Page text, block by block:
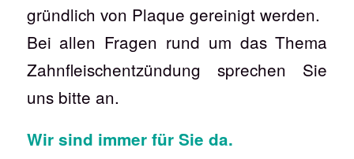
gründlich von Plaque gereinigt werden.
Bei allen Fragen rund um das Thema
Zahnfleischentzündung sprechen Sie
uns bitte an.
Wir sind immer für Sie da.